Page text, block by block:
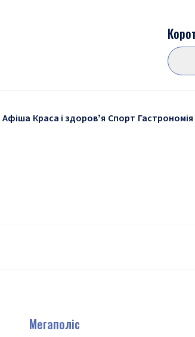
Афіша Краса і здоровʼя Спорт Гастрономія
Мегаполіс